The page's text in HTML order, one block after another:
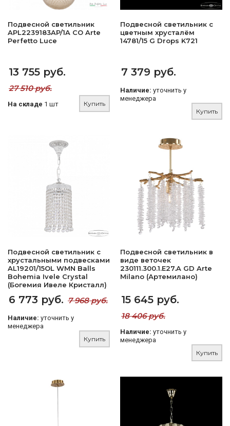
Подвесной светильник
APL2239183AP/1A CO Arte
Perfetto Luce
13 755 руб.
27 510 руб.
На складе 1 шт Купить
Подвесной светильник с
цветным хрусталём
14781/15 G Drops K721
7 379 руб.
Наличие: уточнить у
менеджера
Купить
Подвесной светильник с
хрустальными подвесками
AL19201/15OL WMN Balls
Bohemia Ivele Crystal
(Богемия Ивеле Кристалл)
6 773 руб. 7 968 руб.
Наличие: уточнить у
менеджера
Купить
Подвесной светильник в
виде веточек
230111.300.1.E27.A GD Arte
Milano (Артемилано)
15 645 руб.
18 406 руб.
Наличие: уточнить у
менеджера
Купить